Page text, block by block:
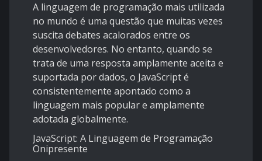
A linguagem de programação mais utilizada
no mundo é uma questão que muitas vezes
suscita debates acalorados entre os
desenvolvedores. No entanto, quando se
trata de uma resposta amplamente aceita e
suportada por dados, o JavaScript é
consistentemente apontado como a
linguagem mais popular e amplamente
adotada globalmente.
JavaScript: A Linguagem de Programação
Onipresente